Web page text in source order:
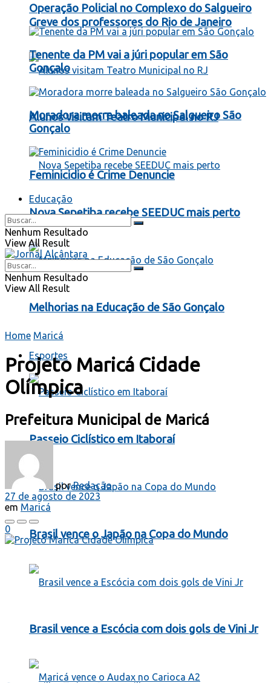
Greve dos professores do Rio de Janeiro
Alunos visitam Teatro Municipal no RJ
Nova Sepetiba recebe SEEDUC mais perto
Melhorias na Educação de São Gonçalo
Esportes
Passeio Ciclístico em Itaboraí
Brasil vence o Japão na Copa do Mundo
Brasil vence a Escócia com dois gols de Vini Jr
Operação Policial no Complexo do Salgueiro
Tenente da PM vai a júri popular em São
Gonçalo
Moradora morre baleada no Salgueiro São
Gonçalo
Feminicidio é Crime Denuncie
Educação
Nenhum Resultado
View All Result
Nenhum Resultado
View All Result
Home Maricá
Projeto Maricá Cidade
Olímpica
Prefeitura Municipal de Maricá
por Redação
27 de agosto de 2023
em Maricá
0